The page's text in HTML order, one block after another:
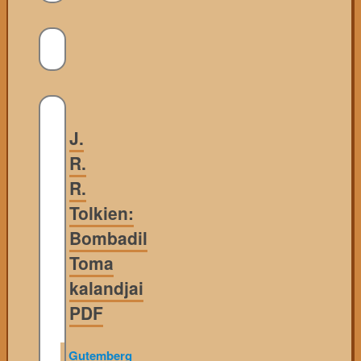
J.
R.
R.
Tolkien:
Bombadil
Toma
kalandjai
PDF
Gutemberg